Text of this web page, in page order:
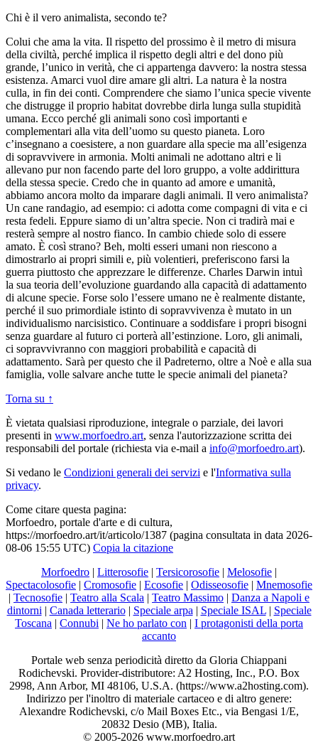
Chi è il vero animalista, secondo te?
Colui che ama la vita. Il rispetto del prossimo è il metro di misura
della civiltà, perché implica il rispetto degli altri e del dono più
grande, l’unico in verità, che ci appartenga davvero: la nostra stessa
esistenza. Amarci vuol dire amare gli altri. La natura è la nostra
culla, in fin dei conti. Comprendere che siamo l’unica specie vivente
che distrugge il proprio habitat dovrebbe dirla lunga sulla stupidità
umana. Ecco perché gli animali sono così importanti e
complementari alla vita dell’uomo su questo pianeta. Loro
c’insegnano a coesistere, a non guardare alla specie ma all’esigenza
di sopravvivere in armonia. Molti animali ne adottano altri e li
allevano pur non facendo parte del loro gruppo, a volte addirittura
della stessa specie. Credo che in quanto ad amore e umanità,
abbiamo ancora molto da imparare dagli animali. Il vero animalista?
Un cane randagio, ad esempio: ci adotta come compagni di vita e ci
resta fedeli. Eppure siamo di un’altra specie. Non ci tradirà mai e
resterà sempre al nostro fianco. In cambio chiede solo di essere
amato. È così strano? Beh, molti esseri umani non riescono a
dimostrarlo ai propri simili e, più volentieri, preferiscono farsi la
guerra piuttosto che apprezzare le differenze. Charles Darwin intuì
la sua teoria dell’evoluzione guardando alla capacità di adattamento
di alcune specie. Forse solo l’essere umano ne è realmente distante,
perché il suo primordiale istinto di sopravvivenza è mutato in un
individualismo narcisistico. Continuare a soddisfare i propri bisogni
senza guardare al futuro ci porterà all’estinzione. Loro, gli animali,
ci sopravvivranno con maggiori probabilità e capacità di
adattamento. Sarà per questo che il Padreterno, oltre a Noè e alla sua
famiglia, volle salvare anche tutte le specie animali del pianeta?
Torna su ↑
È vietata qualsiasi riproduzione, integrale o parziale, dei lavori
presenti in www.morfoedro.art, senza l'autorizzazione scritta dei
responsabili del portale (richiesta via e-mail a info@morfoedro.art).
Si vedano le Condizioni generali dei servizi e l'Informativa sulla
privacy.
Come citare questa pagina:
Morfoedro, portale d'arte e di cultura,
https://morfoedro.art/it/articolo/1387 (pagina consultata in data 2026-
08-06 15:55 UTC) Copia la citazione
Morfoedro | Litterosofie | Tersicorosofie | Melosofie |
Spectacolosofie | Cromosofie | Ecosofie | Odisseosofie | Mnemosofie
| Tecnosofie | Teatro alla Scala | Teatro Massimo | Danza a Napoli e
dintorni | Canada letterario| Speciale arpa | Speciale ISAL| Speciale
Toscana | Connubi | Ne ho parlato con | I protagonisti della porta
accanto
Portale web senza periodicità diretto da Gloria Chiappani
Rodichevski. Provider-distributore: A2 Hosting, Inc., P.O. Box
2998, Ann Arbor, MI 48106, U.S.A. (https://www.a2hosting.com).
Indirizzo per l'inoltro di materiale cartaceo e di altro genere:
Alexandre Rodichevski, c/o Mail Boxes Etc., via Bengasi 1/E,
20832 Desio (MB), Italia.
© 2005-2026 www.morfoedro.art